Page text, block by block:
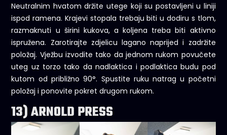
Neutralnim hvatom držite utege koji su postavljeni u liniji
ispod ramena. Krajevi stopala trebaju biti u dodiru s tlom,
razmaknuti u širini kukova, a koljena treba biti aktivno
ispružena. Zarotirajte zdjelicu lagano naprijed i zadržite
položaj. Vježbu izvodite tako da jednom rukom povučete
uteg uz torzo tako da nadlaktica i podlaktica budu pod
kutom od približno 90°. Spustite ruku natrag u početni
položaj i ponovite pokret drugom rukom.
13) ARNOLD PRESS